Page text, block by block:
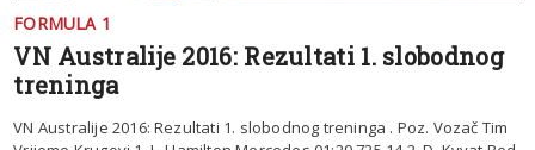
FORMULA 1
VN Australije 2016: Rezultati 1. slobodnog
treninga
VN Australije 2016: Rezultati 1. slobodnog treninga . Poz. Vozač Tim